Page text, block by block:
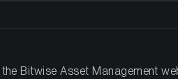
Performance -
Ethereum?
Bitwise Asset Management